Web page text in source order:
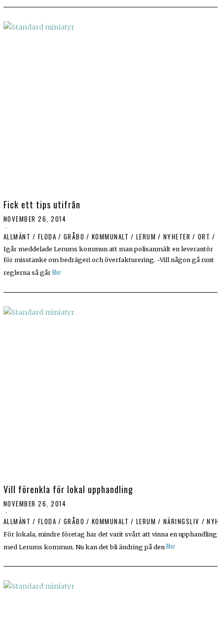
Fick ett tips utifrån
NOVEMBER 26, 2014
ALLMÄNT / FLODA / GRÅBO / KOMMUNALT / LERUM / NYHETER / ORT /
Igår meddelade Lerums kommun att man polisanmält en leverantör
för misstanke om bedrägeri och överfakturering. -Vill någon gå runt
reglerna så går Mer
Vill förenkla för lokal upphandling
NOVEMBER 26, 2014
ALLMÄNT / FLODA / GRÅBO / KOMMUNALT / LERUM / NÄRINGSLIV /
För lokala, mindre företag har det varit svårt att vinna en upphandling
med Lerums kommun. Nu kan det bli ändring på den Mer